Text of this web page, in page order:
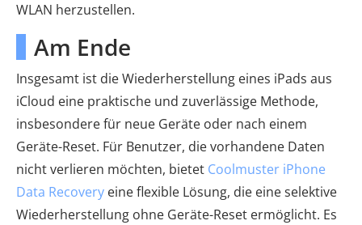
WLAN herzustellen.
Am Ende
Insgesamt ist die Wiederherstellung eines iPads aus
iCloud eine praktische und zuverlässige Methode,
insbesondere für neue Geräte oder nach einem
Geräte-Reset. Für Benutzer, die vorhandene Daten
nicht verlieren möchten, bietet Coolmuster iPhone
Data Recovery eine flexible Lösung, die eine selektive
Wiederherstellung ohne Geräte-Reset ermöglicht. Es